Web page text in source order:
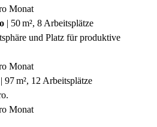
Monat
| 50 m², 8 Arbeitsplätze
und Platz für produktive
Monat
| 97 m², 12 Arbeitsplätze
Monat